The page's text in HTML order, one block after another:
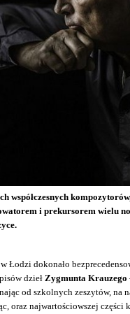
współczesnych
i prekursorem wielu
Łodzi dokonało
dzieł Zygmunta Krauzego
od szkolnych zeszytów, na
oraz najwartościowszej części